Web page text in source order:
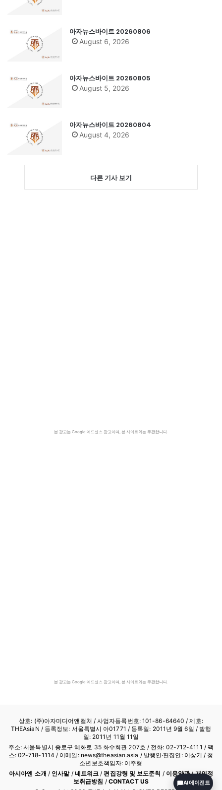
아자뉴스바이트 20260806
August 6, 2026
아자뉴스바이트 20260805
August 5, 2026
아자뉴스바이트 20260804
August 4, 2026
다른 기사 보기
본 광고는 Google 애드센스 광고이며, 본 사이트와는 무관합니다.
본 광고는 Google 애드센스 광고이며, 본 사이트와는 무관합니다.
상호: (주)아자미디어앤컬처 /사업자등록번호: 101-86-64640 / 제호:
THEAsiaN / 등록정보: 서울특별시 아01771 / 등록일: 2011년 9월 6일 / 발행
일: 2011년 11월 11일
주소: 서울특별시 종로구 혜화로 35 화수회관 207호 / 전화: 02-712-4111 / 팩
스: 02-718-1114 / 이메일: news@theasian.asia / 발행인·편집인: 이상기 / 청
소년보호책임자: 이주형
아시아엔 소개 / 인사말/ 네트워크 /편집강령 및 보도준칙 / 이용약관/개인정
보취급방침 / CONTACT US
AI 에이전트